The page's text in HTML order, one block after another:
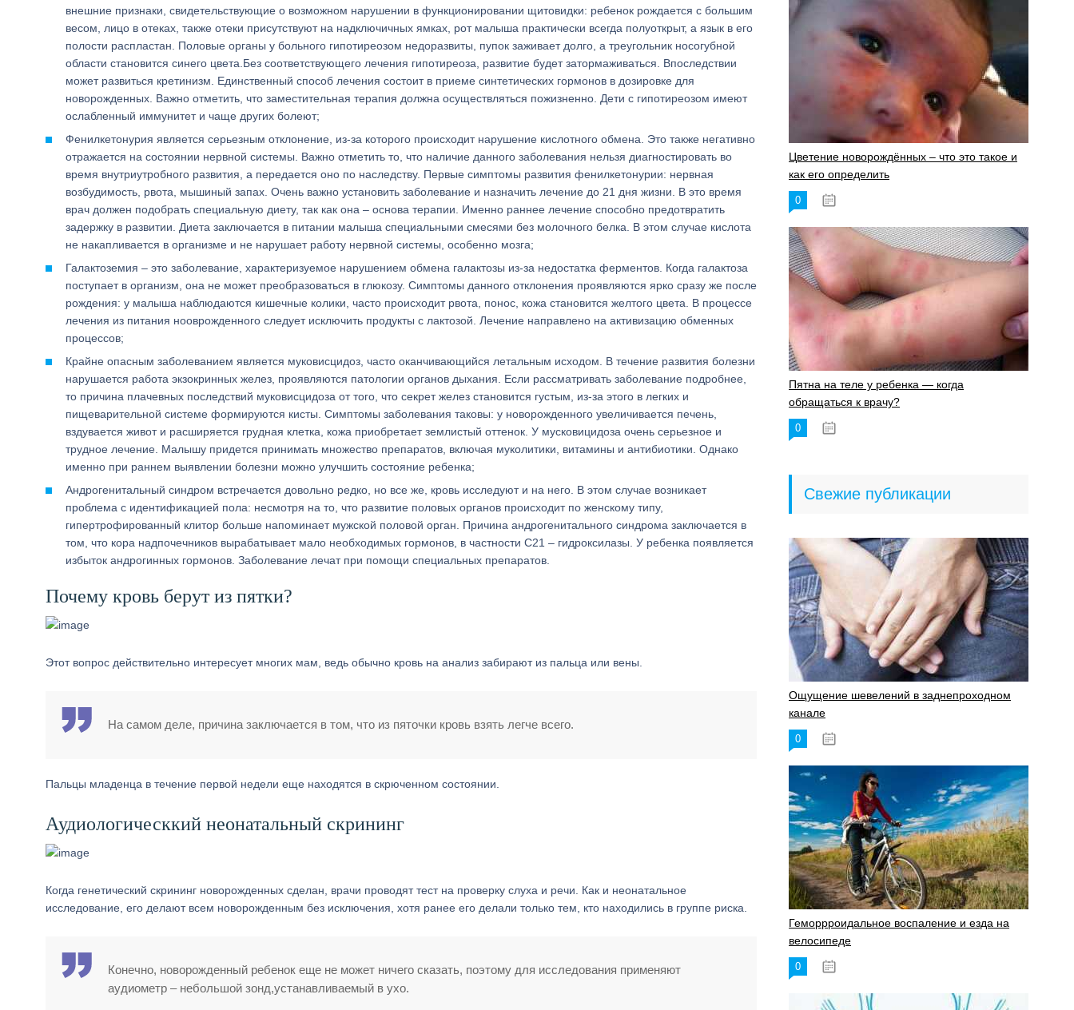
внешние признаки, свидетельствующие о возможном нарушении в функционировании щитовидки: ребенок рождается с большим
весом, лицо в отеках, также отеки присутствуют на надключичных ямках, рот малыша практически всегда полуоткрыт, а язык в его
полости распластан. Половые органы у больного гипотиреозом недоразвиты, пупок заживает долго, а треугольник носогубной
области становится синего цвета.Без соответствующего лечения гипотиреоза, развитие будет затормаживаться. Впоследствии
может развиться кретинизм. Единственный способ лечения состоит в приеме синтетических гормонов в дозировке для
новорожденных. Важно отметить, что заместительная терапия должна осуществляться пожизненно. Дети с гипотиреозом имеют
ослабленный иммунитет и чаще других болеют;
Фенилкетонурия является серьезным отклонение, из-за которого происходит нарушение кислотного обмена. Это также негативно
отражается на состоянии нервной системы. Важно отметить то, что наличие данного заболевания нельзя диагностировать во
время внутриутробного развития, а передается оно по наследству. Первые симптомы развития фенилкетонурии: нервная
возбудимость, рвота, мышиный запах. Очень важно установить заболевание и назначить лечение до 21 дня жизни. В это время
врач должен подобрать специальную диету, так как она – основа терапии. Именно раннее лечение способно предотвратить
задержку в развитии. Диета заключается в питании малыша специальными смесями без молочного белка. В этом случае кислота
не накапливается в организме и не нарушает работу нервной системы, особенно мозга;
Галактоземия – это заболевание, характеризуемое нарушением обмена галактозы из-за недостатка ферментов. Когда галактоза
поступает в организм, она не может преобразоваться в глюкозу. Симптомы данного отклонения проявляются ярко сразу же после
рождения: у малыша наблюдаются кишечные колики, часто происходит рвота, понос, кожа становится желтого цвета. В процессе
лечения из питания нооврожденного следует исключить продукты с лактозой. Лечение направлено на активизацию обменных
процессов;
Крайне опасным заболеванием является муковисцидоз, часто оканчивающийся летальным исходом. В течение развития болезни
нарушается работа экзокринных желез, проявляются патологии органов дыхания. Если рассматривать заболевание подробнее,
то причина плачевных последствий муковисцидоза от того, что секрет желез становится густым, из-за этого в легких и
пищеварительной системе формируются кисты. Симптомы заболевания таковы: у новорожденного увеличивается печень,
вздувается живот и расширяется грудная клетка, кожа приобретает землистый оттенок. У мусковицидоза очень серьезное и
трудное лечение. Малышу придется принимать множество препаратов, включая муколитики, витамины и антибиотики. Однако
именно при раннем выявлении болезни можно улучшить состояние ребенка;
Андрогенитальный синдром встречается довольно редко, но все же, кровь исследуют и на него. В этом случае возникает
проблема с идентификацией пола: несмотря на то, что развитие половых органов происходит по женскому типу,
гипертрофированный клитор больше напоминает мужской половой орган. Причина андрогенитального синдрома заключается в
том, что кора надпочечников вырабатывает мало необходимых гормонов, в частности С21 – гидроксилазы. У ребенка появляется
избыток андрогинных гормонов. Заболевание лечат при помощи специальных препаратов.
Почему кровь берут из пятки?
Этот вопрос действительно интересует многих мам, ведь обычно кровь на анализ забирают из пальца или вены.
На самом деле, причина заключается в том, что из пяточки кровь взять легче всего.
Пальцы младенца в течение первой недели еще находятся в скрюченном состоянии.
Аудиологическкий неонатальный скрининг
Когда генетический скрининг новорожденных сделан, врачи проводят тест на проверку слуха и речи. Как и неонатальное
исследование, его делают всем новорожденным без исключения, хотя ранее его делали только тем, кто находились в группе риска.
Конечно, новорожденный ребенок еще не может ничего сказать, поэтому для исследования применяют
аудиометр – небольшой зонд,устанавливаемый в ухо.
Цветение новорождённых – что это такое и
как его определить
0
Пятна на теле у ребенка — когда
обращаться к врачу?
0
Свежие публикации
Ощущение шевелений в заднепроходном
канале
0
Геморрроидальное воспаление и езда на
велосипеде
0